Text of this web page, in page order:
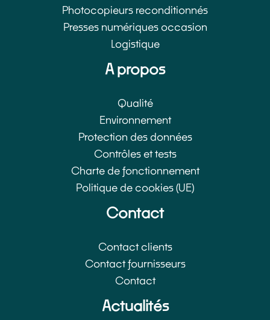
Photocopieurs reconditionnés
Presses numériques occasion
Logistique
A propos
Qualité
Environnement
Protection des données
Contrôles et tests
Charte de fonctionnement
Politique de cookies (UE)
Contact
Contact clients
Contact fournisseurs
Contact
Actualités